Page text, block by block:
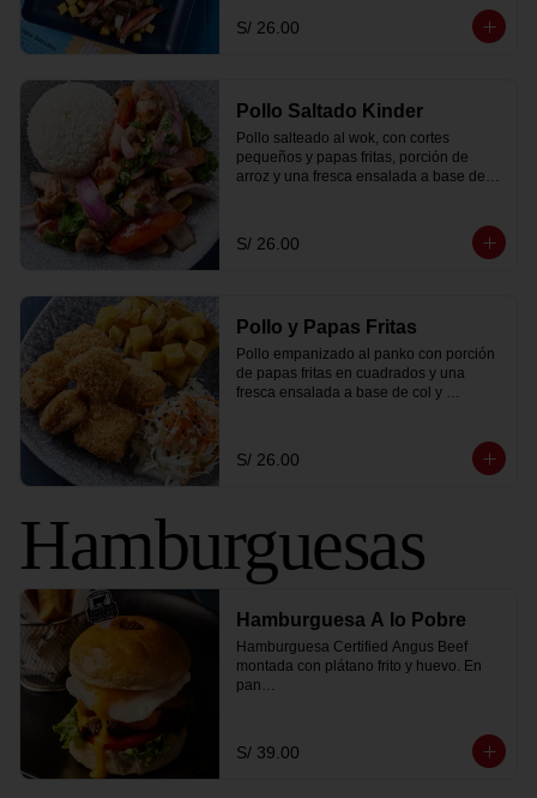
S/ 26.00
Pollo Saltado Kinder
Pollo salteado al wok, con cortes
pequeños y papas fritas, porción de
arroz y una fresca ensalada a base de
S/ 26.00
Pollo y Papas Fritas
Pollo empanizado al panko con porción
de papas fritas en cuadrados y una
fresca ensalada a base de col y
S/ 26.00
Hamburguesas
Hamburguesa A lo Pobre
Hamburguesa Certified Angus Beef
montada con plátano frito y huevo. En
pan
viene con
papas fritas peruanitas y 1 bebida coca
S/ 39.00